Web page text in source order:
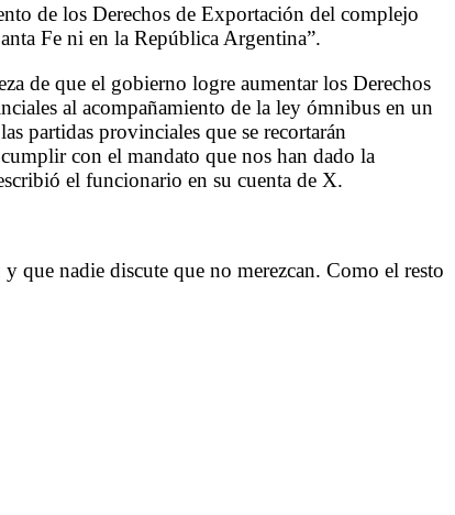
de los Derechos de Exportación del complejo
Fe ni en la República Argentina”.
de que el gobierno logre aumentar los Derechos
al acompañamiento de la ley ómnibus en un
partidas provinciales que se recortarán
con el mandato que nos han dado la
el funcionario en su cuenta de X.
que nadie discute que no merezcan. Como el resto